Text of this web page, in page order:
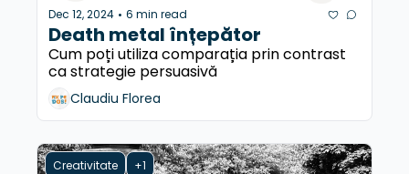
Dec 12, 2024 • 6 min read
Death metal înțepător
Cum poți utiliza comparația prin contrast
ca strategie persuasivă
Claudiu Florea
Creativitate +1